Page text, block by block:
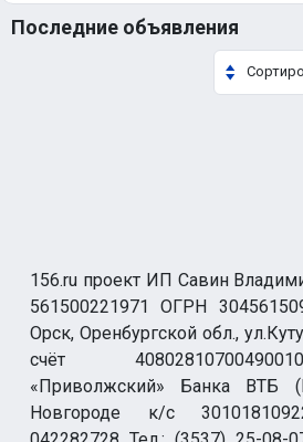
Последние объявления
156.ru проект ИП Савин
561500221971 ОГРН
Орск, Оренбургской обл.,
счёт
«Приволжский» Банка ВТБ
Новгороде к/с